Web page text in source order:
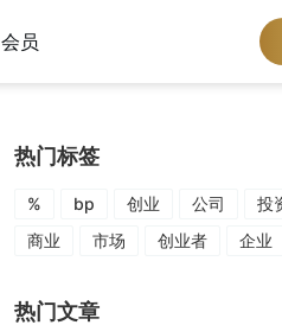
会员
热门标签
% bp 创业 公司
投
商业
市场 创业者 企业
热门文章